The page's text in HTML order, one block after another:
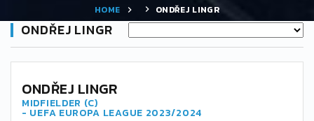
HOME ONDŘEJ LINGR
ONDŘEJ LINGR
32
ONDŘEJ LINGR
MIDFIELDER (C)
- UEFA EUROPA LEAGUE 2023/2024